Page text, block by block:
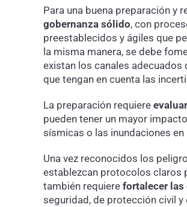
Para una buena preparación y
gobernanza sólido, con
preestablecidos y ágiles que
la misma manera, se debe
existan los canales
que tengan en cuenta las
La preparación requiere
pueden tener un mayor
sísmicas o las inundaciones
Una vez reconocidos los
establezcan protocolos claros
también requiere fortalecer las
seguridad, de protección civil